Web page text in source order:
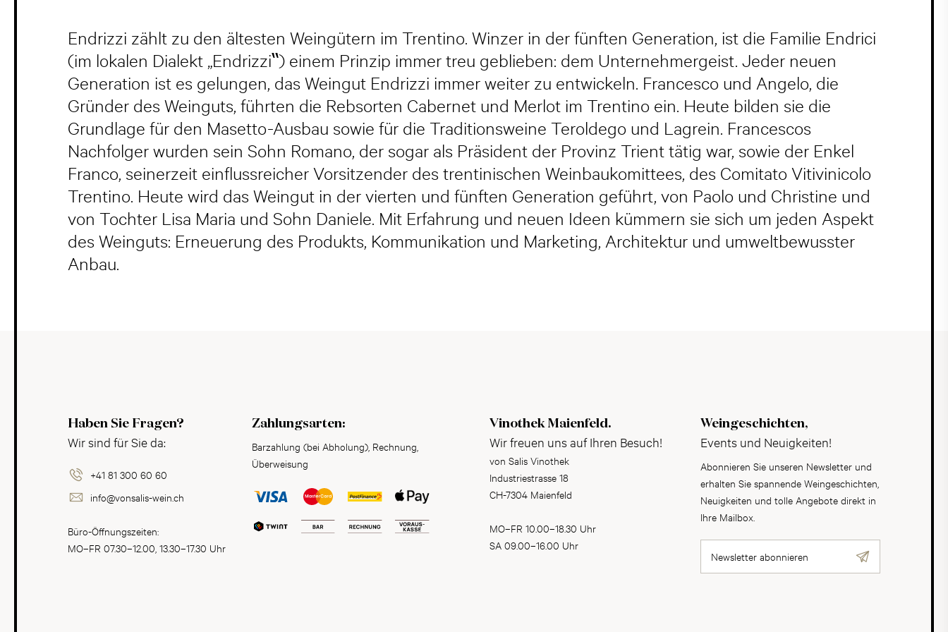
Endrizzi zählt zu den ältesten Weingütern im Trentino. Winzer in der fünften Generation, ist die Familie Endrici
(im lokalen Dialekt „Endrizzi‟) einem Prinzip immer treu geblieben: dem Unternehmergeist. Jeder neuen
Generation ist es gelungen, das Weingut Endrizzi immer weiter zu entwickeln. Francesco und Angelo, die
Gründer des Weinguts, führten die Rebsorten Cabernet und Merlot im Trentino ein. Heute bilden sie die
Grundlage für den Masetto-Ausbau sowie für die Traditionsweine Teroldego und Lagrein. Francescos
Nachfolger wurden sein Sohn Romano, der sogar als Präsident der Provinz Trient tätig war, sowie der Enkel
Franco, seinerzeit einflussreicher Vorsitzender des trentinischen Weinbaukomittees, des Comitato Vitivinicolo
Trentino. Heute wird das Weingut in der vierten und fünften Generation geführt, von Paolo und Christine und
von Tochter Lisa Maria und Sohn Daniele. Mit Erfahrung und neuen Ideen kümmern sie sich um jeden Aspekt
des Weinguts: Erneuerung des Produkts, Kommunikation und Marketing, Architektur und umweltbewusster
Anbau.
Haben Sie Fragen?
Wir sind für Sie da:
+41 81 300 60 60
info@vonsalis-wein.ch
Büro-Öffnungszeiten:
MO–FR 07.30–12.00, 13.30–17.30 Uhr
Zahlungsarten:
Barzahlung (bei Abholung), Rechnung,
Überweisung
Vinothek Maienfeld.
Wir freuen uns auf Ihren Besuch!
von Salis Vinothek
Industriestrasse 18
CH-7304 Maienfeld
MO–FR 10.00–18.30 Uhr
SA 09.00–16.00 Uhr
Weingeschichten,
Events und Neuigkeiten!
Abonnieren Sie unseren Newsletter und
erhalten Sie spannende Weingeschichten,
Neuigkeiten und tolle Angebote direkt in
Ihre Mailbox.
Newsletter abonnieren